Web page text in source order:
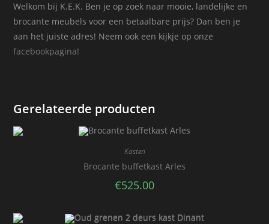
Welkom bij K.E.K. Ben je op zoek naar mooie, landelijke en
brocante meubels voor een betaalbare prijs? Dan ben je
aan het juiste adres! Neem ook een kijkje op onze
facebookpagina!
Gerelateerde producten
Kasten
Brocante buffetkast Arles
€525.00